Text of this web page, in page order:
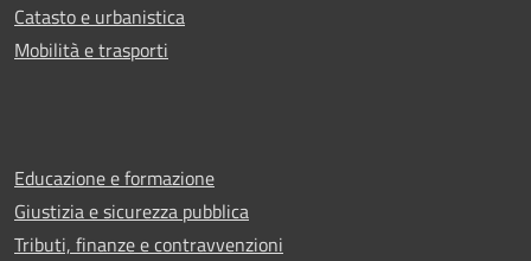
Catasto e urbanistica
Mobilità e trasporti
Educazione e formazione
Giustizia e sicurezza pubblica
Tributi, finanze e contravvenzioni